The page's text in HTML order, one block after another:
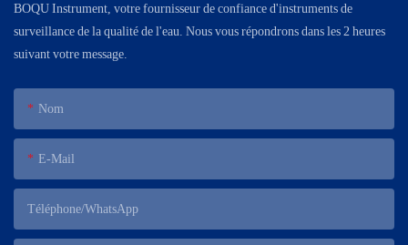
BOQU Instrument, votre fournisseur de confiance d'instruments de
surveillance de la qualité de l'eau. Nous vous répondrons dans les 2 heures
suivant votre message.
Nom
E-Mail
Téléphone/WhatsApp